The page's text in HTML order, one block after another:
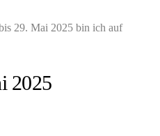
29. Mai 2025 bin ich auf
2025